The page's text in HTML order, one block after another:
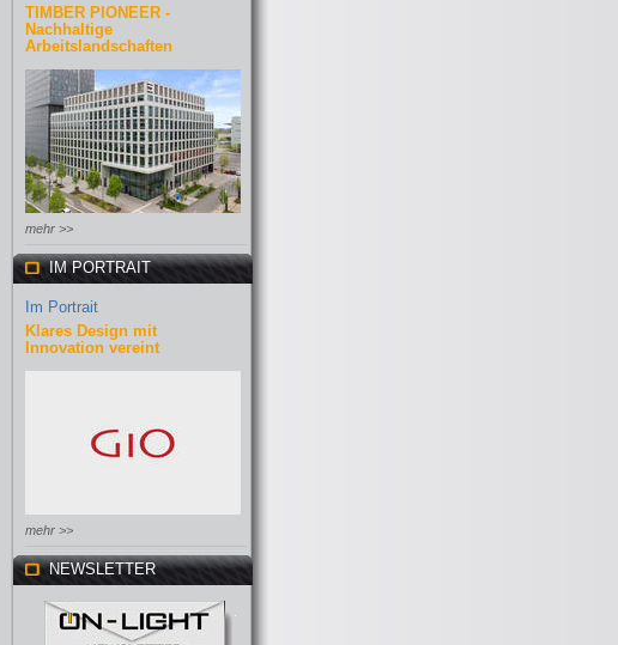
TIMBER PIONEER -
Nachhaltige
Arbeitslandschaften
mehr >>
IM PORTRAIT
Im Portrait
Klares Design mit
Innovation vereint
mehr >>
NEWSLETTER